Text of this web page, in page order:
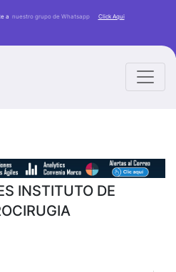
a nuestro grupo de Whatsapp Click Aqui
INSTITUTO DE